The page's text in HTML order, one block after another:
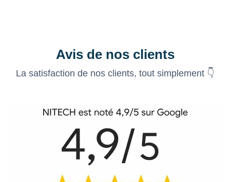
Avis de nos clients
La satisfaction de nos clients, tout simplement 👇